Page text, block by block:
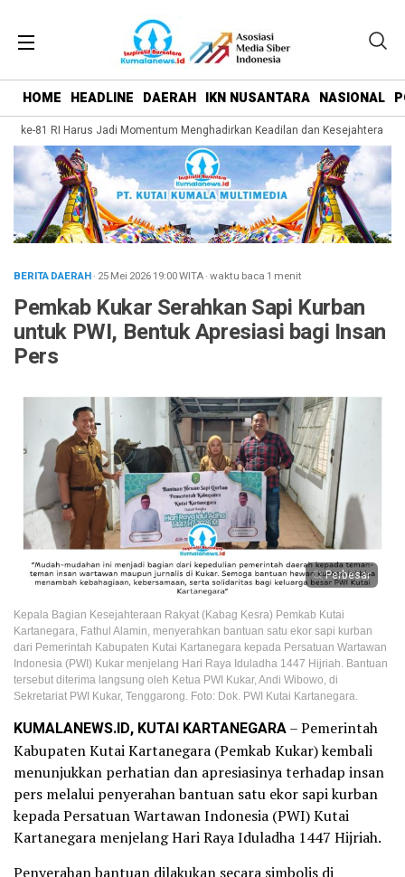
HOME HEADLINE DAERAH IKN NUSANTARA NASIONAL
ke-81 RI Harus Jadi Momentum Menghadirkan Keadilan dan Kesejahteraan
BERITA DAERAH· 25 Mei 202619:00WITA·waktu baca 1 menit
Pemkab Kukar Serahkan Sapi Kurban
untuk PWI, Bentuk Apresiasi bagi Insan
Pers
Perbesar
Kepala Bagian Kesejahteraan Rakyat (Kabag Kesra) Pemkab Kutai
Kartanegara, Fathul Alamin, menyerahkan bantuan satu ekor sapi kurban
dari Pemerintah Kabupaten Kutai Kartanegara kepada Persatuan Wartawan
Indonesia (PWI) Kukar menjelang Hari Raya Iduladha 1447 Hijriah. Bantuan
tersebut diterima langsung oleh Ketua PWI Kukar, Andi Wibowo, di
Sekretariat PWI Kukar, Tenggarong. Foto: Dok. PWI Kutai Kartanegara.
KUMALANEWS.ID, KUTAI KARTANEGARA– Pemerintah
Kabupaten Kutai Kartanegara (Pemkab Kukar) kembali
menunjukkan perhatian dan apresiasinya terhadap insan
pers melalui penyerahan bantuan satu ekor sapi kurban
kepada Persatuan Wartawan Indonesia (PWI) Kutai
Kartanegara menjelang Hari Raya Iduladha 1447 Hijriah.
Penyerahan bantuan dilakukan secara simbolis di